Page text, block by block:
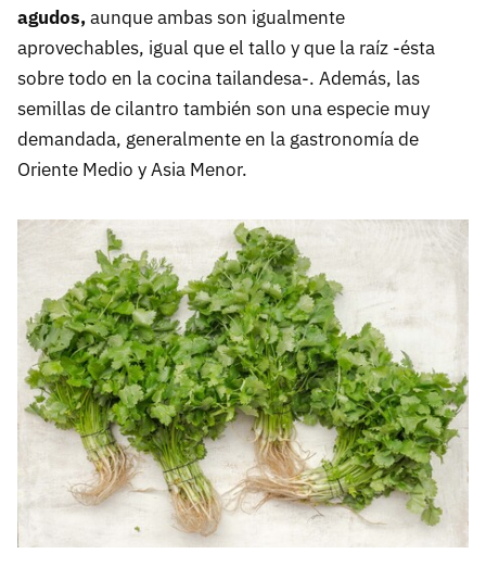
agudos,aunque ambas son igualmente
aprovechables, igual que el tallo y que la raíz -ésta
sobre todo en la cocina tailandesa-. Además, las
semillas de cilantro también son una especie muy
demandada, generalmente en la gastronomía de
Oriente Medio y Asia Menor.